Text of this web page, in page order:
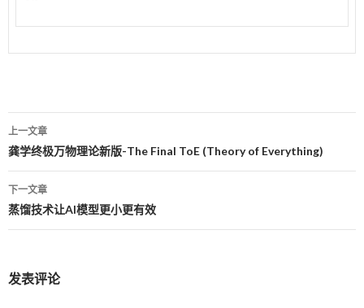
文
章
导
上一文章
龚学终极万物理论新版-The Final ToE (Theory of Everything)
下一文章
蒸馏技术让AI模型更小更有效
发表评论